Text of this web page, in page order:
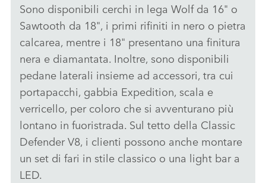
CLASSIC DEFENDER V8 BY WORKS BESPOKE - IMMAGINI
Sono disponibili cerchi in lega Wolf da 16" o
Sawtooth da 18", i primi rifiniti in nero o pietra
calcarea, mentre i 18" presentano una finitura
nera e diamantata. Inoltre, sono disponibili
pedane laterali insieme ad accessori, tra cui
portapacchi, gabbia Expedition, scala e
verricello, per coloro che si avventurano più
lontano in fuoristrada. Sul tetto della Classic
Defender V8, i clienti possono anche montare
un set di fari in stile classico o una light bar a
LED.